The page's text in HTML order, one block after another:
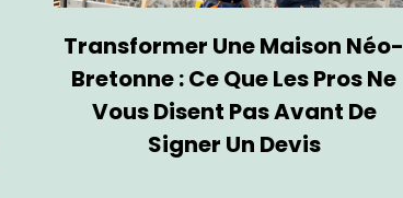
Transformer Une Maison Néo-
Bretonne : Ce Que Les Pros Ne
Vous Disent Pas Avant De
Signer Un Devis